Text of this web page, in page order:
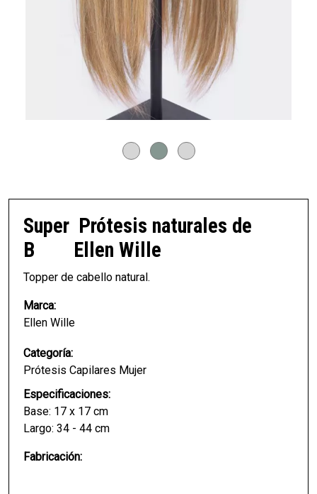
Super
B
Prótesis naturales de
Ellen Wille
Topper de cabello natural.
Marca:
Ellen Wille
Categoría:
Prótesis Capilares Mujer
Especificaciones:
Base: 17 x 17 cm
Largo: 34 - 44 cm
Fabricación: